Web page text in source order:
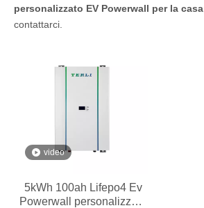
personalizzato EV Powerwall per la casa
contattarci.
video
5kWh 100ah Lifepo4 Ev
Powerwall personalizzato